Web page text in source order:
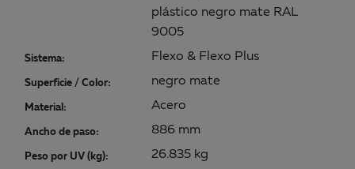
plástico negro mate RAL
9005
Sistema: Flexo & Flexo Plus
Superficie / Color: negro mate
Material: Acero
Ancho de paso: 886 mm
Peso por UV (kg): 26.835 kg